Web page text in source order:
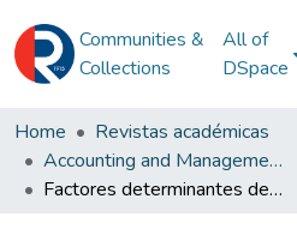
Communities &
Collections
All of
DSpace
Home
Revistas académicas
Accounting and Management Research
Factores determinantes de la diferencia en ventas : estudio basado en inferencia estadística y regresión logística en las empresas corporación V&M SAC, Breña’s SAC e Inversiones R&M SAC